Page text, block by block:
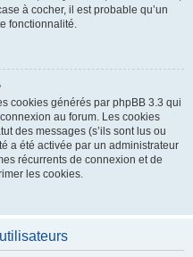
à cocher, il est probable qu’un
fonctionnalité.
cookies générés par phpBB 3.3 qui
au forum. Les cookies
des messages (s’ils sont lus ou
a été activée par un administrateur
récurrents de connexion et de
les cookies.